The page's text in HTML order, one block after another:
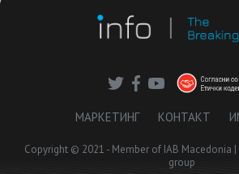
МАРКЕТИНГ КОНТАКТ
Copyright © 2021 - Member of IAB Macedonia
group